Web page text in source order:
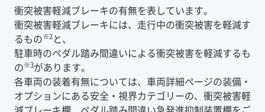
衝突被害軽減ブレーキの有無を表しています。
衝突被害軽減ブレーキには、走行中の衝突被害を軽減す
るもの※2と、
駐車時のペダル踏み間違いによる衝突被害を軽減するも
の※3があります。
各車両の装着有無については、車両詳細ページの装備・
オプションにある安全・視界カテゴリーの、衝突被害軽